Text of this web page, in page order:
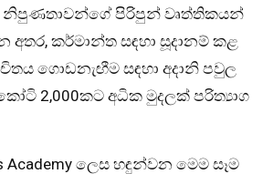
නිපුණතාවන්ගේ පිරිපුන් වෘත්තිකයන්
අතර, කර්මාන්ත සඳහා සූදානම් කළ
ගොඩනැඟීම සඳහා අදානි පවුල
2,000කට අධික මුදලක් පරිත්‍යාග
Academy ලෙස හඳුන්වන මෙම සෑම